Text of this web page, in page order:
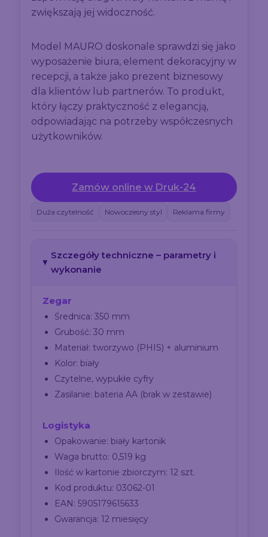
zwiększają jej widoczność.
Model MAURO doskonale sprawdzi się jako
wyposażenie biura, element dekoracyjny w
recepcji, a także jako prezent biznesowy
dla klientów lub partnerów. To produkt,
który łączy praktyczność z elegancją,
odpowiadając na potrzeby współczesnych
użytkowników.
Zamów online w Druk-24
Duża czytelność Nowoczesny styl Reklama firmy
Szczegóły techniczne – parametry i
wykonanie
Zegar
Średnica: 350 mm
Grubość: 30 mm
Materiał: tworzywo (PHIS) + aluminium
Kolor: biały
Czytelne, wypukłe cyfry
Zasilanie: bateria AA (brak w zestawie)
Logistyka
Opakowanie: biały kartonik
Waga brutto: 0,519 kg
Ilość w kartonie zbiorczym: 12 szt.
Kod produktu: 03062-01
EAN: 5905179615633
Gwarancja: 12 miesięcy